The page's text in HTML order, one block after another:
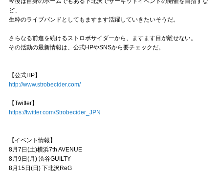
ど、
生粋のライブバンドとしてもますます活躍していきたいそうだ。
さらなる前進を続けるストロボサイダーから、ますます目が離せない。
その活動の最新情報は、公式HPやSNSから要チェックだ。
【公式HP】
http://www.strobecider.com/
【Twitter】
https://twitter.com/Strobecider_JPN
【イベント情報】
8月7日(土)横浜7th AVENUE
8月9日(月) 渋谷GUILTY
8月15日(日) 下北沢ReG